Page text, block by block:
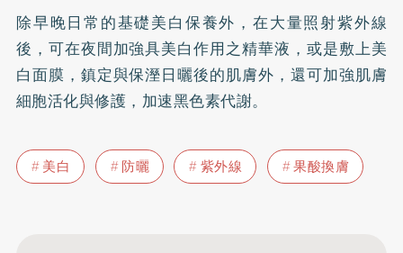
除早晚日常的基礎美白保養外，在大量照射紫外線
後，可在夜間加強具美白作用之精華液，或是敷上美
白面膜，鎮定與保溼日曬後的肌膚外，還可加強肌膚
細胞活化與修護，加速黑色素代謝。
美白 防曬 紫外線 果酸換膚